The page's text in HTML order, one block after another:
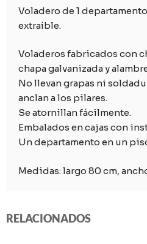
Voladero de 1
extraíble.
Voladeros fabricados con
chapa galvanizada y
No llevan grapas ni
anclan a los pilares.
Se atornillan fácilmente.
Embalados en cajas con
Un departamento en un
Medidas: largo 80 cm,
RELACIONADOS